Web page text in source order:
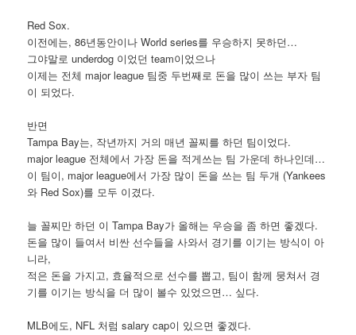
Red Sox.
이전에는, 86년동안이나 World series를 우승하지 못하던…
그야말로 underdog 이었던 team이었으나
이제는 전체 major league 팀중 두번째로 돈을 많이 쓰는 부자 팀
이 되었다.
반면
Tampa Bay는, 작년까지 거의 매년 꼴찌를 하던 팀이었다.
major league 전체에서 가장 돈을 적게쓰는 팀 가운데 하나인데…
이 팀이, major league에서 가장 많이 돈을 쓰는 팀 두개 (Yankees
와 Red Sox)를 모두 이겼다.
늘 꼴찌만 하던 이 Tampa Bay가 올해는 우승을 좀 하면 좋겠다.
돈을 많이 들여서 비싼 선수들을 사와서 경기를 이기는 방식이 아
니라,
적은 돈을 가지고, 효율적으로 선수를 뽑고, 팀이 함께 뭉쳐서 경
기를 이기는 방식을 더 많이 볼수 있었으면… 싶다.
MLB에도, NFL 처럼 salary cap이 있으면 좋겠다.